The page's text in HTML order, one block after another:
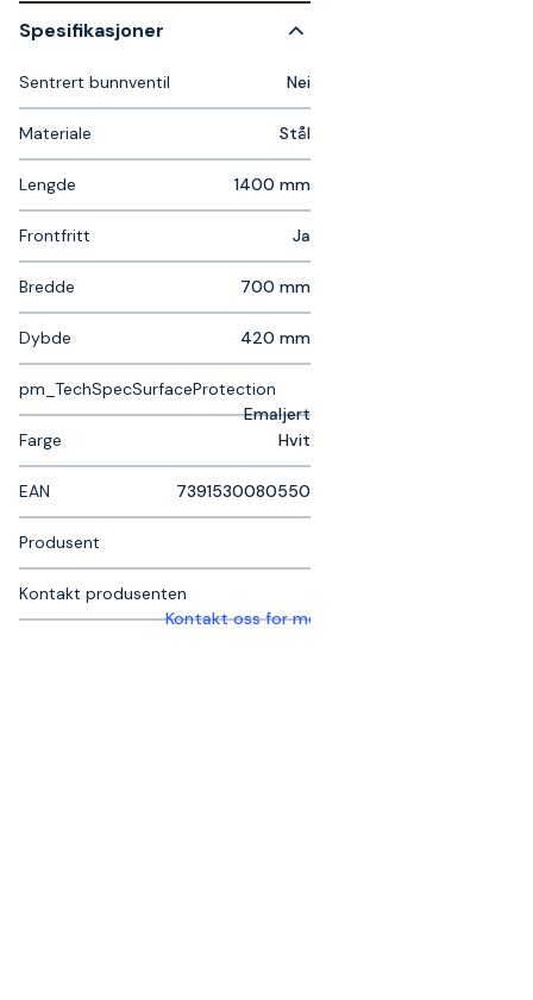
Spesifikasjoner
Sentrert bunnventil Nei
Materiale Stål
Lengde 1400 mm
Frontfritt Ja
Bredde 700 mm
Dybde 420 mm
pm_TechSpecSurfaceProtection
Emaljert
Farge
Hvit
EAN 7391530080550
Produsent
Kontakt produsenten
Kontakt oss for mer informasjon